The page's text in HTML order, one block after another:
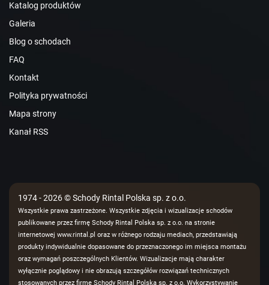
Katalog produktów
Galeria
Blog o schodach
FAQ
Kontakt
Polityka prywatności
Mapa strony
Kanał RSS
1974 - 2026 © Schody Rintal Polska sp. z o.o.
Wszystkie prawa zastrzeżone. Wszystkie zdjęcia i wizualizacje schodów
publikowane przez firmę Schody Rintal Polska sp. z o.o. na stronie
internetowej www.rintal.pl oraz w różnego rodzaju mediach, przedstawiają
produkty indywidualnie dopasowane do przeznaczonego im miejsca montażu
oraz wymagań poszczególnych Klientów. Wizualizacje mają charakter
wyłącznie poglądowy i nie obrazują szczegółów rozwiązań technicznych
stosowanych przez firmę Schody Rintal Polska sp. z o.o. Wykorzystywanie